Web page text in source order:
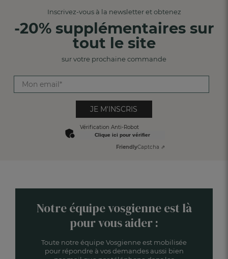
Inscrivez-vous à la newsletter et obtenez
-20% supplémentaires sur
tout le site
sur votre prochaine commande
JE M'INSCRIS
Vérification Anti-Robot
Clique ici pour vérifier
FriendlyCaptcha ⇗
Notre équipe vosgienne est là
pour vous aider :
Toute notre équipe Vosgienne est mobilisée
pour répondre à vos demandes aussi bien